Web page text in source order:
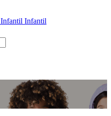
Infantil Infantil